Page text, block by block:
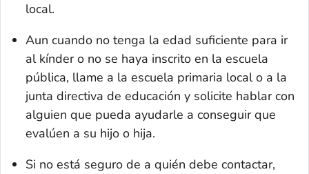
local.
Aun cuando no tenga la edad suficiente para ir
al kínder o no se haya inscrito en la escuela
pública, llame a la escuela primaria local o a la
junta directiva de educación y solicite hablar con
alguien que pueda ayudarle a conseguir que
evalúen a su hijo o hija.
Si no está seguro de a quién debe contactar,